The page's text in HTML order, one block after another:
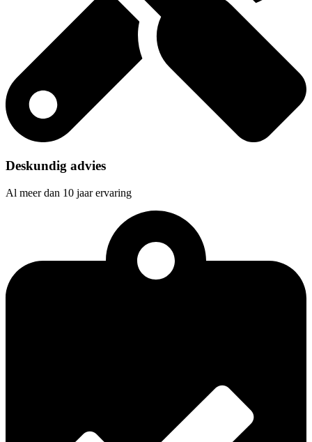
Deskundig advies
Al meer dan 10 jaar ervaring